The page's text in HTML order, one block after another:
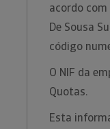
acordo com
De Sousa
código
O NIF da
Quotas.
Esta